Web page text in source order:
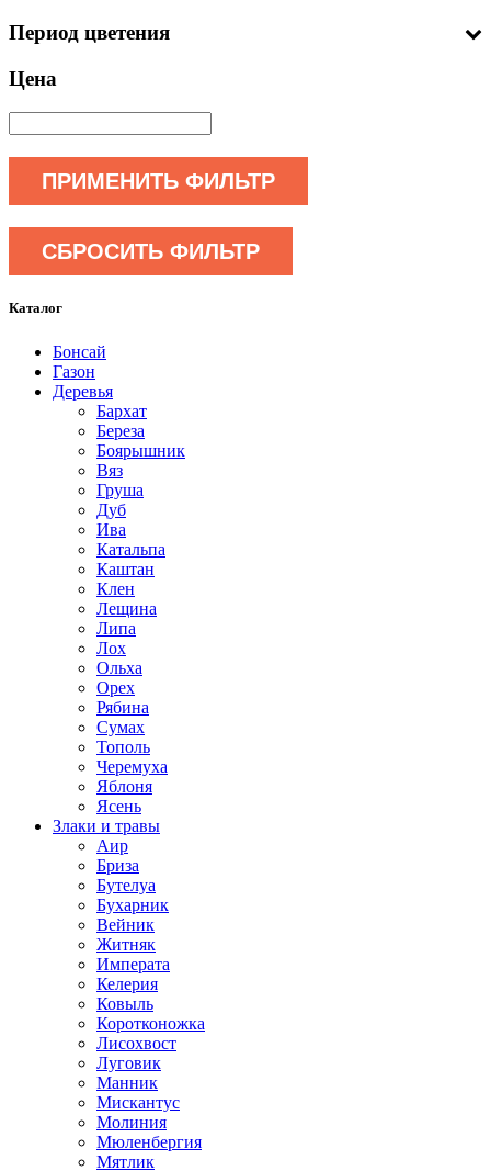
Период цветения
Цена
ПРИМЕНИТЬ ФИЛЬТР
СБРОСИТЬ ФИЛЬТР
Каталог
Бонсай
Газон
Деревья
Бархат
Береза
Боярышник
Вяз
Груша
Дуб
Ива
Катальпа
Каштан
Клен
Лещина
Липа
Лох
Ольха
Орех
Рябина
Сумах
Тополь
Черемуха
Яблоня
Ясень
Злаки и травы
Аир
Бриза
Бутелуа
Бухарник
Вейник
Житняк
Императа
Келерия
Ковыль
Коротконожка
Лисохвост
Луговик
Манник
Мискантус
Молиния
Мюленбергия
Мятлик